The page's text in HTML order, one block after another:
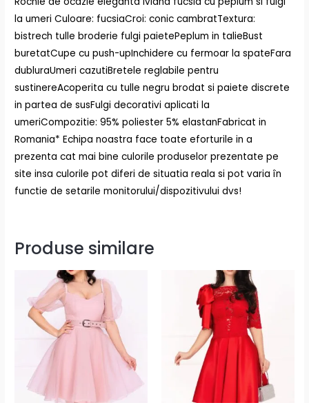
la umeri Culoare: fucsiaCroi: conic cambratTextura:
bistrech tulle broderie fulgi paietePeplum in talieBust
buretatCupe cu push-upInchidere cu fermoar la spateFara
dubluraUmeri cazutiBretele reglabile pentru
sustinereAcoperita cu tulle negru brodat si paiete discrete
in partea de susFulgi decorativi aplicati la
umeriCompozitie: 95% poliester 5% elastanFabricat in
Romania* Echipa noastra face toate eforturile in a
prezenta cat mai bine culorile produselor prezentate pe
site insa culorile pot diferi de situatia reala si pot varia în
functie de setarile monitorului/dispozitivului dvs!
Produse similare